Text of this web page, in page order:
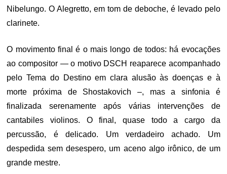
Nibelungo. O Alegretto, em tom de deboche, é levado pelo
clarinete.
O movimento final é o mais longo de todos: há evocações
ao compositor — o motivo DSCH reaparece acompanhado
pelo Tema do Destino em clara alusão às doenças e à
morte próxima de Shostakovich –, mas a sinfonia é
finalizada serenamente após várias intervenções de
cantabiles violinos. O final, quase todo a cargo da
percussão, é delicado. Um verdadeiro achado. Um
despedida sem desespero, um aceno algo irônico, de um
grande mestre.